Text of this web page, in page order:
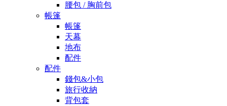
腰包 / 胸前包
帳篷
帳篷
天幕
地布
配件
配件
錢包&小包
旅行收納
背包套